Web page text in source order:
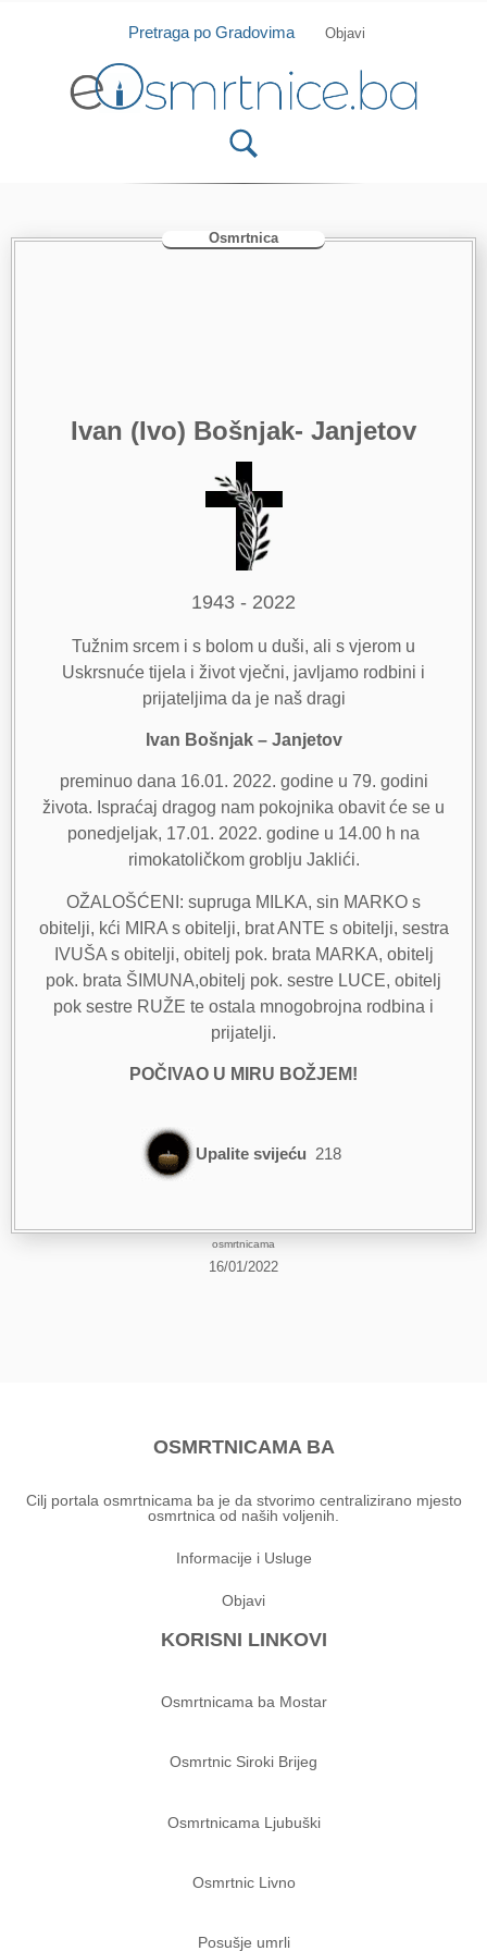
Isprobajte našu Android i IOS aplikaciju
Pretraga po Gradovima Objavi
Osmrtnica
Ivan (Ivo) Bošnjak- Janjetov
1943 - 2022
Tužnim srcem i s bolom u duši, ali s vjerom u
Uskrsnuće tijela i život vječni, javljamo rodbini i
prijateljima da je naš dragi
Ivan Bošnjak – Janjetov
preminuo dana 16.01. 2022. godine u 79. godini
života. Ispraćaj dragog nam pokojnika obavit će se u
ponedjeljak, 17.01. 2022. godine u 14.00 h na
rimokatoličkom groblju Jaklići.
OŽALOŠĆENI: supruga MILKA, sin MARKO s
obitelji, kći MIRA s obitelji, brat ANTE s obitelji, sestra
IVUŠA s obitelji, obitelj pok. brata MARKA, obitelj
pok. brata ŠIMUNA,obitelj pok. sestre LUCE, obitelj
pok sestre RUŽE te ostala mnogobrojna rodbina i
prijatelji.
POČIVAO U MIRU BOŽJEM!
Upalite svijeću 218
osmrtnicama
16/01/2022
OSMRTNICAMA BA
Cilj portala osmrtnicama ba je da stvorimo centralizirano mjesto
osmrtnica od naših voljenih.
Informacije i Usluge
Objavi
KORISNI LINKOVI
Osmrtnicama ba Mostar
Osmrtnic Siroki Brijeg
Osmrtnicama Ljubuški
Osmrtnic Livno
Posušje umrli